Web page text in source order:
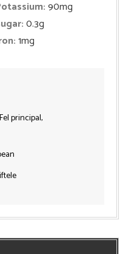
90mg
0.3g
1mg
principal,